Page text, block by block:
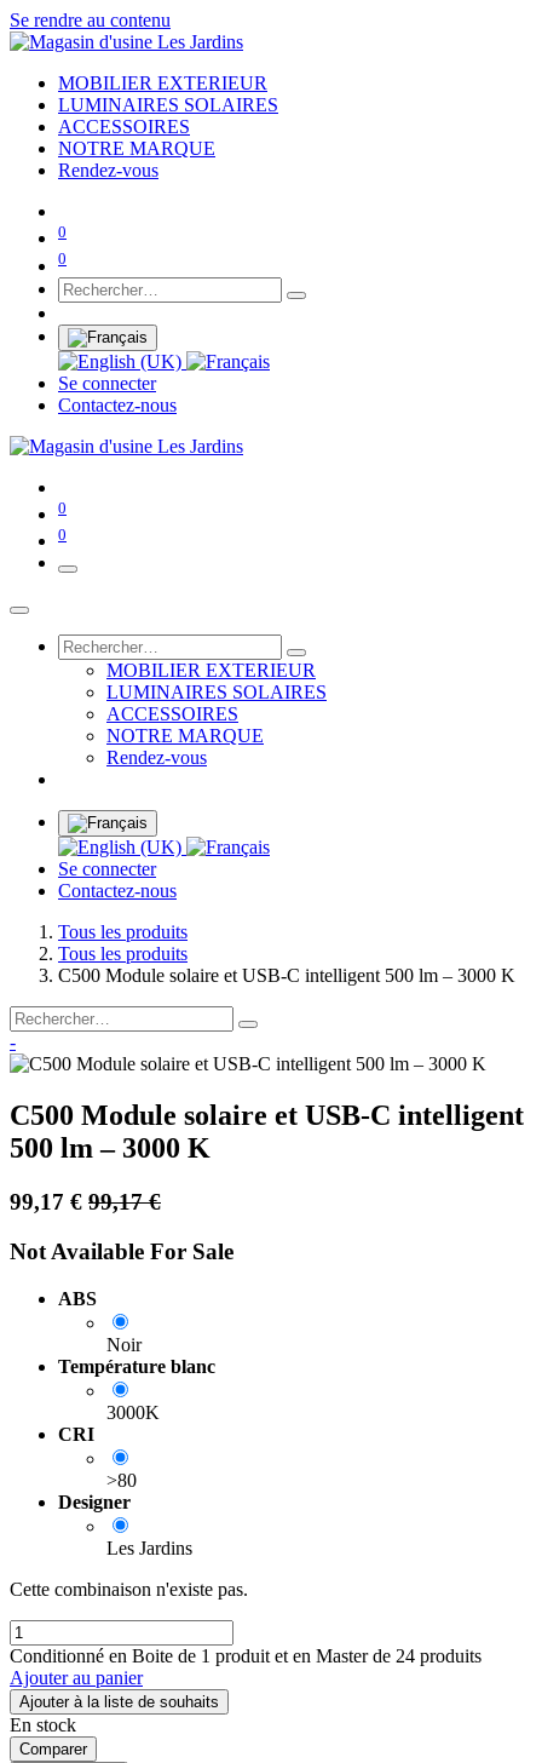
Se rendre au contenu
MOBILIER EXTERIEUR
LUMINAIRES SOLAIRES
ACCESSOIRES
NOTRE MARQUE
Rendez-vous
0
0
Se connecter
Contactez-nous
0
0
MOBILIER EXTERIEUR
LUMINAIRES SOLAIRES
ACCESSOIRES
NOTRE MARQUE
Rendez-vous
Se connecter
Contactez-nous
Tous les produits
Tous les produits
C500 Module solaire et USB-C intelligent 500 lm – 3000 K
-
C500 Module solaire et USB-C intelligent
500 lm – 3000 K
99,17 € 99,17€
Not Available For Sale
ABS
Noir
Température blanc
3000K
CRI
>80
Designer
Les Jardins
Cette combinaison n'existe pas.
Conditionné en Boite de 1 produit et en Master de 24 produits
Ajouter au panier
Ajouter à la liste de souhaits
En stock
Comparer